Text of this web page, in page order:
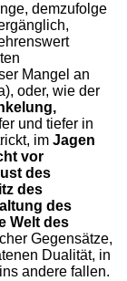
demzufolge
Mangel an
oder, wie der
und tiefer in
im Jagen
vor
des
des
des
Welt des
Gegensätze,
Dualität, in
andere fallen.